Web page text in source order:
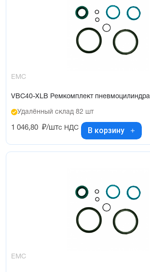
EMC
VBC40-XLB Ремкомплект пневмоцилиндра
Удалённый склад 82 шт
1 046,80 ₽/штс НДС В корзину
EMC